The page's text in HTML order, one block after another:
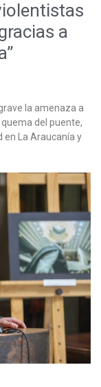
a
la amenaza a
del puente,
en La Araucanía y